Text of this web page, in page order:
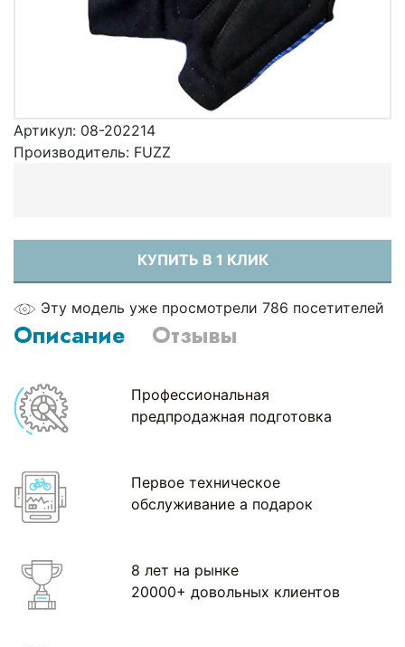
Артикул: 08-202214
Производитель: FUZZ
КУПИТЬ В 1 КЛИК
Эту модель уже просмотрели 786 посетителей
Описание Отзывы
Профессиональная
предпродажная подготовка
Первое техническое
обслуживание а подарок
8 лет на рынке
20000+ довольных клиентов